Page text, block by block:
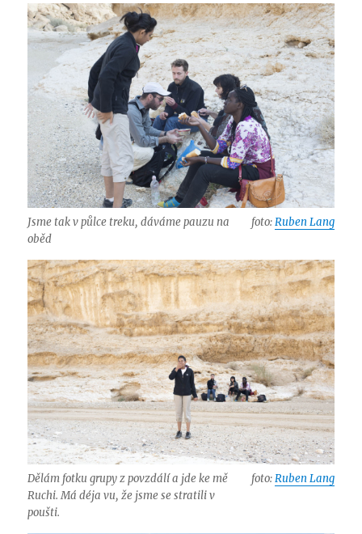
Jsme tak v půlce treku, dáváme pauzu na
oběd
foto:Ruben Lang
Dělám fotku grupy z povzdálí a jde ke mě
Ruchi. Má déja vu, že jsme se stratili v
poušti.
foto:Ruben Lang